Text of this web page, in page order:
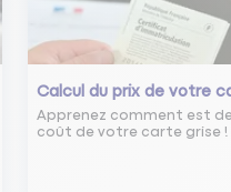
Calcul du prix de votre
Apprenez comment est
coût de votre carte grise !